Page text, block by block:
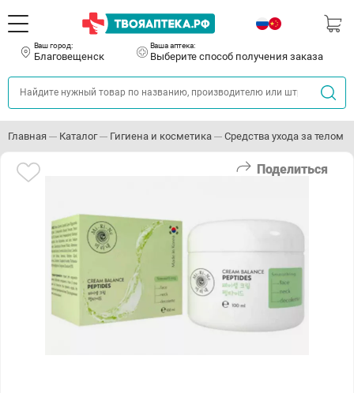
Ваш город:
Благовещенск
Ваша аптека:
Выберите способ получения заказа
Главная Каталог Гигиена и косметика Средства ухода за телом
Поделиться